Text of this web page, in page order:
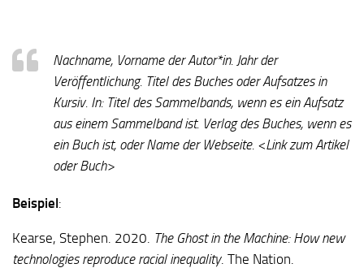
Nachname, Vorname der Autor*in. Jahr der
Veröffentlichung. Titel des Buches oder Aufsatzes in
Kursiv. In: Titel des Sammelbands, wenn es ein Aufsatz
aus einem Sammelband ist. Verlag des Buches, wenn es
ein Buch ist, oder Name der Webseite. <Link zum Artikel
oder Buch>
Beispiel:
Kearse, Stephen. 2020. The Ghost in the Machine: How new
technologies reproduce racial inequality. The Nation.